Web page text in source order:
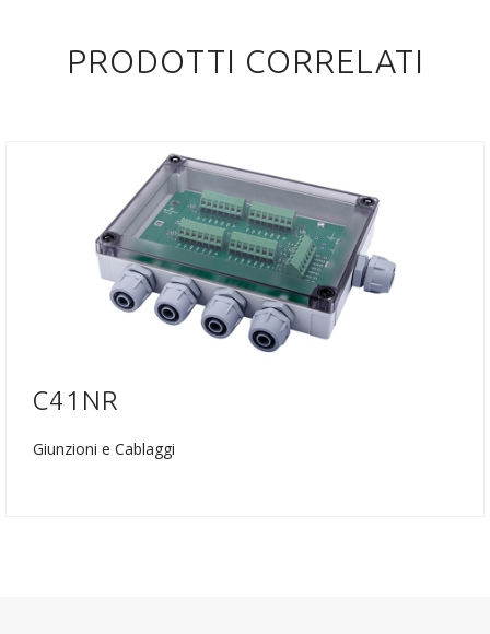
PRODOTTI CORRELATI
C41NR
Giunzioni e Cablaggi